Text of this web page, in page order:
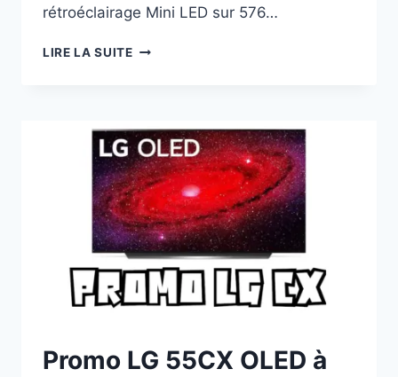
rétroéclairage Mini LED sur 576…
LIRE LA SUITEASUS
ET
RÉTROÉCLAIRAGE
MINI
LED
SUR
576
ZONES
Promo LG 55CX OLED à